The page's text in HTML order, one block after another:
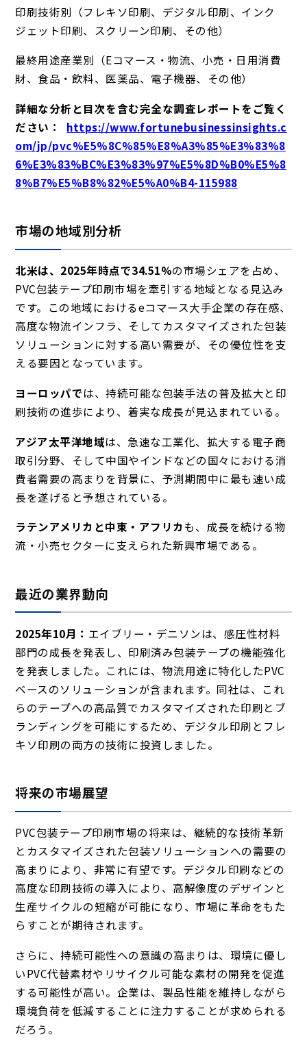
印刷技術別（フレキソ印刷、デジタル印刷、インク
ジェット印刷、スクリーン印刷、その他）
最終用途産業別（Eコマース・物流、小売・日用消費
財、食品・飲料、医薬品、電子機器、その他）
詳細な分析と目次を含む完全な調査レポートをご覧く
ださい： https://www.fortunebusinessinsights.c
om/jp/pvc%E5%8C%85%E8%A3%85%E3%83%8
6%E3%83%BC%E3%83%97%E5%8D%B0%E5%8
8%B7%E5%B8%82%E5%A0%B4-115988
市場の地域別分析
北米は、 2025年時点で34.51%の市場シェアを占め、
PVC包装テープ印刷市場を牽引する地域となる見込み
です。この地域におけるeコマース大手企業の存在感、
高度な物流インフラ、そしてカスタマイズされた包装
ソリューションに対する高い需要が、その優位性を支
える要因となっています。
ヨーロッパでは、持続可能な包装手法の普及拡大と印
刷技術の進歩により、着実な成長が見込まれている。
アジア太平洋地域は、急速な工業化、拡大する電子商
取引分野、そして中国やインドなどの国々における消
費者需要の高まりを背景に、予測期間中に最も速い成
長を遂げると予想されている。
ラテンアメリカと中東・アフリカ も、成長を続ける物
流・小売セクターに支えられた新興市場である。
最近の業界動向
2025年10月： エイブリー・デニソンは、感圧性材料
部門の成長を発表し、印刷済み包装テープの機能強化
を発表しました。これには、物流用途に特化したPVC
ベースのソリューションが含まれます。同社は、これ
らのテープへの高品質でカスタマイズされた印刷とブ
ランディングを可能にするため、デジタル印刷とフレ
キソ印刷の両方の技術に投資しました。
将来の市場展望
PVC包装テープ印刷市場の将来は、継続的な技術革新
とカスタマイズされた包装ソリューションへの需要の
高まりにより、非常に有望です。デジタル印刷などの
高度な印刷技術の導入により、高解像度のデザインと
生産サイクルの短縮が可能になり、市場に革命をもた
らすことが期待されます。
さらに、持続可能性への意識の高まりは、環境に優し
いPVC代替素材やリサイクル可能な素材の開発を促進
する可能性が高い。企業は、製品性能を維持しながら
環境負荷を低減することに注力することが求められる
だろう。